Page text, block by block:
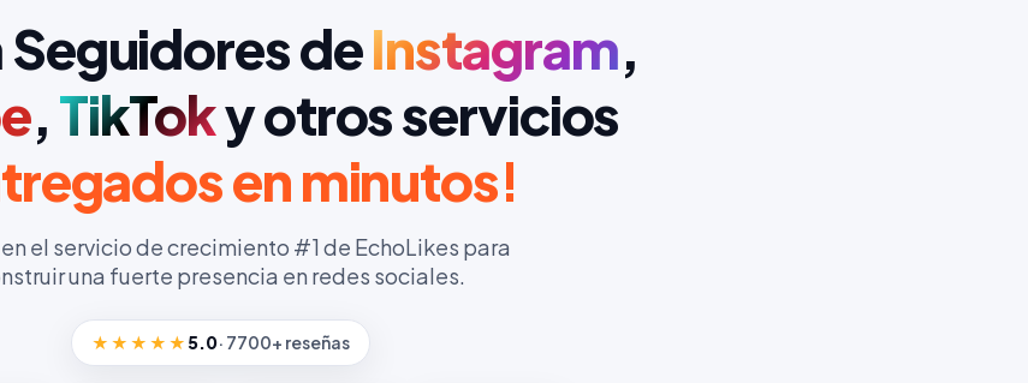
deInstagram,
,TikToky otros servicios
en minutos!
el servicio de crecimiento #1 de EchoLikes para
una fuerte presencia en redes sociales.
★★★★★ 5.0· 7700+ reseñas